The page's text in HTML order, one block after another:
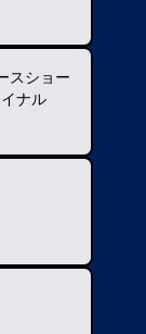
スショー
ナル